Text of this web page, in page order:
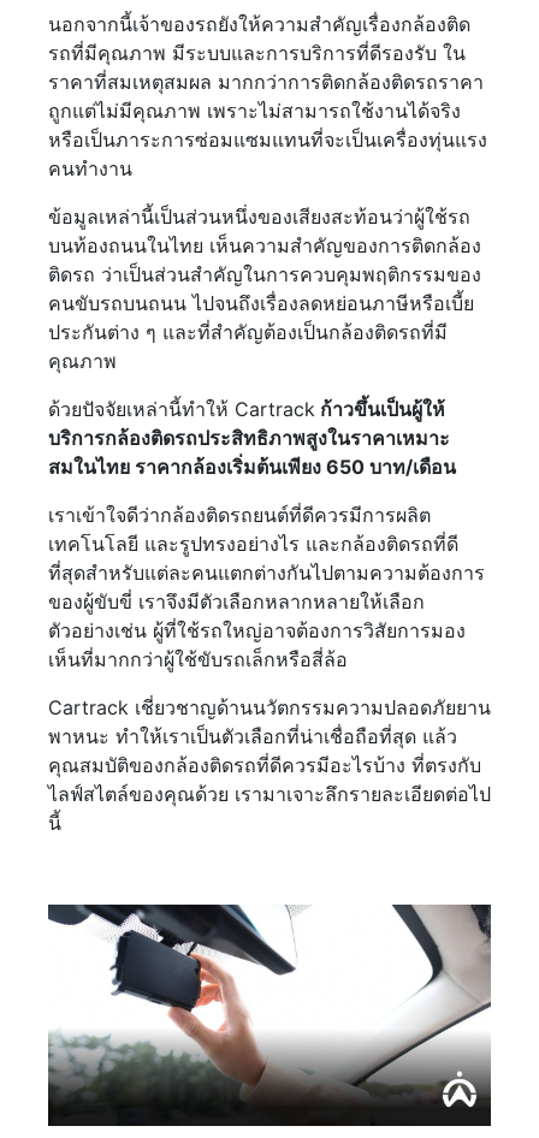
นอกจากนี้เจ้าของรถยังให้ความสำคัญเรื่องกล้องติด
รถที่มีคุณภาพ มีระบบและการบริการที่ดีรองรับ ใน
ราคาที่สมเหตุสมผล มากกว่าการติดกล้องติดรถราคา
ถูกแต่ไม่มีคุณภาพ เพราะไม่สามารถใช้งานได้จริง
หรือเป็นภาระการซ่อมแซมแทนที่จะเป็นเครื่องทุ่นแรง
คนทำงาน
ข้อมูลเหล่านี้เป็นส่วนหนึ่งของเสียงสะท้อนว่าผู้ใช้รถ
บนท้องถนนในไทย เห็นความสำคัญของการติดกล้อง
ติดรถ ว่าเป็นส่วนสำคัญในการควบคุมพฤติกรรมของ
คนขับรถบนถนน ไปจนถึงเรื่องลดหย่อนภาษีหรือเบี้ย
ประกันต่าง ๆ และที่สำคัญต้องเป็นกล้องติดรถที่มี
คุณภาพ
ด้วยปัจจัยเหล่านี้ทำให้ Cartrack ก้าวขึ้นเป็นผู้ให้
บริการกล้องติดรถประสิทธิภาพสูงในราคาเหมาะ
สมในไทย ราคากล้องเริ่มต้นเพียง 650 บาท/เดือน
เราเข้าใจดีว่ากล้องติดรถยนต์ที่ดีควรมีการผลิต
เทคโนโลยี และรูปทรงอย่างไร และกล้องติดรถที่ดี
ที่สุดสำหรับแต่ละคนแตกต่างกันไปตามความต้องการ
ของผู้ขับขี่ เราจึงมีตัวเลือกหลากหลายให้เลือก
ตัวอย่างเช่น ผู้ที่ใช้รถใหญ่อาจต้องการวิสัยการมอง
เห็นที่มากกว่าผู้ใช้ขับรถเล็กหรือสี่ล้อ
Cartrack เชี่ยวชาญด้านนวัตกรรมความปลอดภัยยาน
พาหนะ ทำให้เราเป็นตัวเลือกที่น่าเชื่อถือที่สุด แล้ว
คุณสมบัติของกล้องติดรถที่ดีควรมีอะไรบ้าง ที่ตรงกับ
ไลฟ์สไตล์ของคุณด้วย เรามาเจาะลึกรายละเอียดต่อไป
นี้